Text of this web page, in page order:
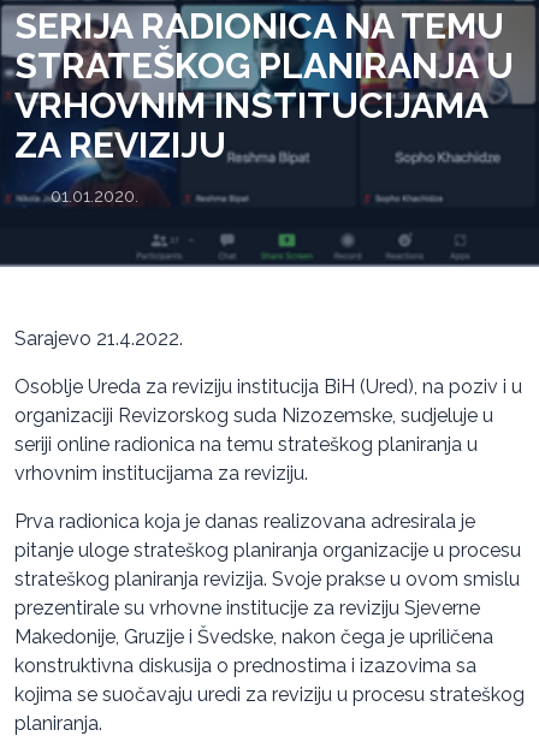
SERIJA RADIONICA NA TEMU
STRATEŠKOG PLANIRANJA U
VRHOVNIM INSTITUCIJAMA
ZA REVIZIJU
01.01.2020.
Sarajevo 21.4.2022.
Osoblje Ureda za reviziju institucija BiH (Ured), na poziv i u
organizaciji Revizorskog suda Nizozemske, sudjeluje u
seriji online radionica na temu strateškog planiranja u
vrhovnim institucijama za reviziju.
Prva radionica koja je danas realizovana adresirala je
pitanje uloge strateškog planiranja organizacije u procesu
strateškog planiranja revizija. Svoje prakse u ovom smislu
prezentirale su vrhovne institucije za reviziju Sjeverne
Makedonije, Gruzije i Švedske, nakon čega je upriličena
konstruktivna diskusija o prednostima i izazovima sa
kojima se suočavaju uredi za reviziju u procesu strateškog
planiranja.